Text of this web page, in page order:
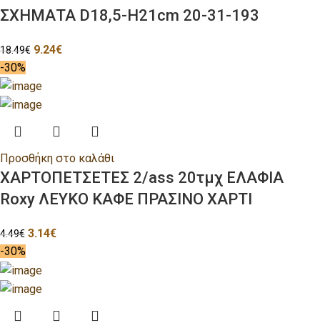
ΣΧΗΜΑΤΑ D18,5-H21cm 20-31-193
18.49€ 9.24€
-30%
Προσθήκη στο καλάθι
ΧΑΡΤΟΠΕΤΣΕΤΕΣ 2/ass 20τμχ ΕΛΑΦΙΑ
Roxy ΛΕΥΚΟ ΚΑΦΕ ΠΡΑΣΙΝΟ ΧΑΡΤΙ
4.49€ 3.14€
-30%